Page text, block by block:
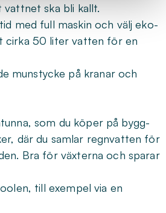
ska bli kallt.
med full maskin och välj eko-
cirka 50 liter vatten för en
munstycke på kranar och
som du köper på bygg-
där du samlar regnvatten för
Bra för växterna och sparar
till exempel via en